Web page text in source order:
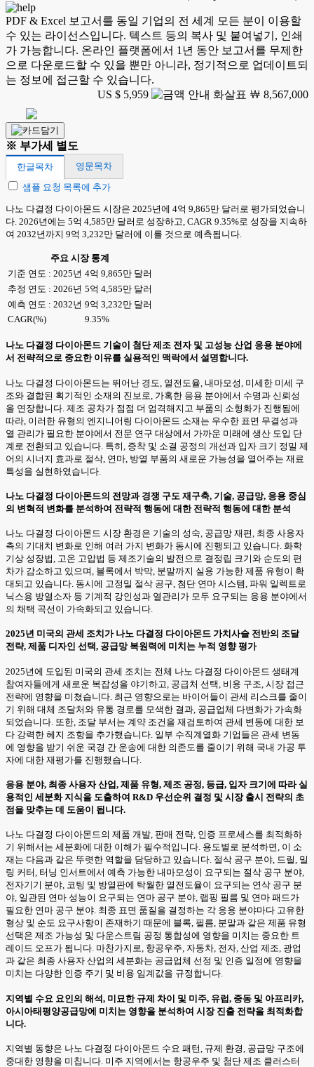
PDF & Excel 보고서를 동일 기업의 전 세계 모든 분이 이용할
수 있는 라이선스입니다. 텍스트 등의 복사 및 붙여넣기, 인쇄
가 가능합니다. 온라인 플랫폼에서 1년 동안 보고서를 무제한
으로 다운로드할 수 있을 뿐만 아니라, 정기적으로 업데이트되
는 정보에 접근할 수 있습니다.
US $ 5,959
￦ 8,567,000
※ 부가세 별도
한글목차
영문목차
샘플 요청 목록에 추가
나노 다결정 다이아몬드 시장은 2025년에 4억 9,865만 달러로 평가되었습니
다. 2026년에는 5억 4,585만 달러로 성장하고, CAGR 9.35%로 성장을 지속하
여 2032년까지 9억 3,232만 달러에 이를 것으로 예측됩니다.
주요 시장 통계
기준 연도 : 2025년 4억 9,865만 달러
추정 연도 : 2026년 5억 4,585만 달러
예측 연도 : 2032년 9억 3,232만 달러
CAGR(%)
9.35%
나노 다결정 다이아몬드 기술이 첨단 제조 전자 및 고성능 산업 응용 분야에
서 전략적으로 중요한 이유를 실용적인 맥락에서 설명합니다.
나노 다결정 다이아몬드는 뛰어난 경도, 열전도율, 내마모성, 미세한 미세 구
조와 결합된 획기적인 소재의 진보로, 가혹한 응용 분야에서 수명과 신뢰성
을 연장합니다. 제조 공차가 점점 더 엄격해지고 부품의 소형화가 진행됨에
따라, 이러한 유형의 엔지니어링 다이아몬드 소재는 우수한 표면 무결성과
열 관리가 필요한 분야에서 전문 연구 대상에서 가까운 미래에 생산 도입 단
계로 전환되고 있습니다. 특히, 증착 및 소결 공정의 개선과 입자 크기 정밀 제
어의 시너지 효과로 절삭, 연마, 방열 부품의 새로운 가능성을 열어주는 재료
특성을 실현하였습니다.
나노 다결정 다이아몬드의 전망과 경쟁 구도 재구축, 기술, 공급망, 응용 중심
의 변혁적 변화를 분석하여 전략적 행동에 대한 전략적 행동에 대한 분석
나노 다결정 다이아몬드 시장 환경은 기술의 성숙, 공급망 재편, 최종 사용자
측의 기대치 변화로 인해 여러 가지 변화가 동시에 진행되고 있습니다. 화학
기상 성장법, 고온 고압법 등 제조기술의 발전으로 결정립 크기와 순도의 편
차가 감소하고 있으며, 블록에서 박막, 분말까지 실용 가능한 제품 유형이 확
대되고 있습니다. 동시에 고정밀 절삭 공구, 첨단 연마 시스템, 파워 일렉트로
닉스용 방열소자 등 기계적 강인성과 열관리가 모두 요구되는 응용 분야에서
의 채택 곡선이 가속화되고 있습니다.
2025년 미국의 관세 조치가 나노 다결정 다이아몬드 가치사슬 전반의 조달
전략, 제품 디자인 선택, 공급망 복원력에 미치는 누적 영향 평가
2025년에 도입된 미국의 관세 조치는 전체 나노 다결정 다이아몬드 생태계
참여자들에게 새로운 복잡성을 야기하고, 공급처 선택, 비용 구조, 시장 접근
전략에 영향을 미쳤습니다. 최근 영향으로는 바이어들이 관세 리스크를 줄이
기 위해 대체 조달처와 유통 경로를 모색한 결과, 공급업체 다변화가 가속화
되었습니다. 또한, 조달 부서는 계약 조건을 재검토하여 관세 변동에 대한 보
다 강력한 헤지 조항을 추가했습니다. 일부 수직계열화 기업들은 관세 변동
에 영향을 받기 쉬운 국경 간 운송에 대한 의존도를 줄이기 위해 국내 가공 투
자에 대한 재평가를 진행했습니다.
응용 분야, 최종 사용자 산업, 제품 유형, 제조 공정, 등급, 입자 크기에 따라 실
용적인 세분화 지식을 도출하여 R&D 우선순위 결정 및 시장 출시 전략의 초
점을 맞추는 데 도움이 됩니다.
나노 다결정 다이아몬드의 제품 개발, 판매 전략, 인증 프로세스를 최적화하
기 위해서는 세분화에 대한 이해가 필수적입니다. 용도별로 분석하면, 이 소
재는 다음과 같은 뚜렷한 역할을 담당하고 있습니다. 절삭 공구 분야, 드릴, 밀
링 커터, 터닝 인서트에서 예측 가능한 내마모성이 요구되는 절삭 공구 분야,
전자기기 분야, 코팅 및 방열판에 탁월한 열전도율이 요구되는 연삭 공구 분
야, 일관된 연마 성능이 요구되는 연마 공구 분야, 랩핑 필름 및 연마 패드가
필요한 연마 공구 분야. 최종 표면 품질을 결정하는 각 응용 분야마다 고유한
형상 및 순도 요구사항이 존재하기 때문에 블록, 필름, 분말과 같은 제품 유형
선택은 제조 가능성 및 다운스트림 공정 통합성에 영향을 미치는 중요한 트
레이드 오프가 됩니다. 마찬가지로, 항공우주, 자동차, 전자, 산업 제조, 광업
과 같은 최종 사용자 산업의 세분화는 공급업체 선정 및 인증 일정에 영향을
미치는 다양한 인증 주기 및 비용 임계값을 규정합니다.
지역별 수요 요인의 해석, 미묘한 규제 차이 및 미주, 유럽, 중동 및 아프리카,
아시아태평양공급망에 미치는 영향을 분석하여 시장 진출 전략을 최적화합
니다.
지역별 동향은 나노 다결정 다이아몬드 수요 패턴, 규제 환경, 공급망 구조에
중대한 영향을 미칩니다. 미주 지역에서는 항공우주 및 첨단 제조 클러스터